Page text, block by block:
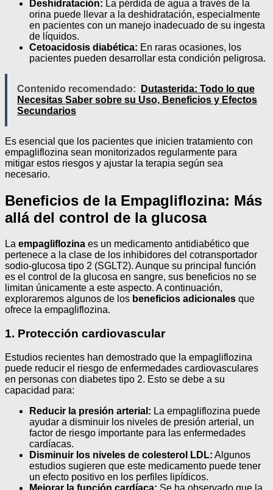
Deshidratación: La pérdida de agua a través de la
orina puede llevar a la deshidratación, especialmente
en pacientes con un manejo inadecuado de su ingesta
de líquidos.
Cetoacidosis diabética: En raras ocasiones, los
pacientes pueden desarrollar esta condición peligrosa.
Contenido recomendado:
Dutasterida: Todo lo que
Necesitas Saber sobre su Uso, Beneficios y Efectos
Secundarios
Es esencial que los pacientes que inicien tratamiento con
empagliflozina sean monitorizados regularmente para
mitigar estos riesgos y ajustar la terapia según sea
necesario.
Beneficios de la Empagliflozina: Más
allá del control de la glucosa
La empagliflozina es un medicamento antidiabético que
pertenece a la clase de los inhibidores del cotransportador
sodio-glucosa tipo 2 (SGLT2). Aunque su principal función
es el control de la glucosa en sangre, sus beneficios no se
limitan únicamente a este aspecto. A continuación,
exploraremos algunos de los beneficios adicionales que
ofrece la empagliflozina.
1. Protección cardiovascular
Estudios recientes han demostrado que la empagliflozina
puede reducir el riesgo de enfermedades cardiovasculares
en personas con diabetes tipo 2. Esto se debe a su
capacidad para:
Reducir la presión arterial: La empagliflozina puede
ayudar a disminuir los niveles de presión arterial, un
factor de riesgo importante para las enfermedades
cardíacas.
Disminuir los niveles de colesterol LDL: Algunos
estudios sugieren que este medicamento puede tener
un efecto positivo en los perfiles lipídicos.
Mejorar la función cardíaca: Se ha observado que la